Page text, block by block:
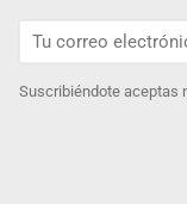
Suscribiéndote aceptas